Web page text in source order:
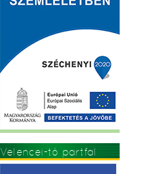
Velencei-tó partfal